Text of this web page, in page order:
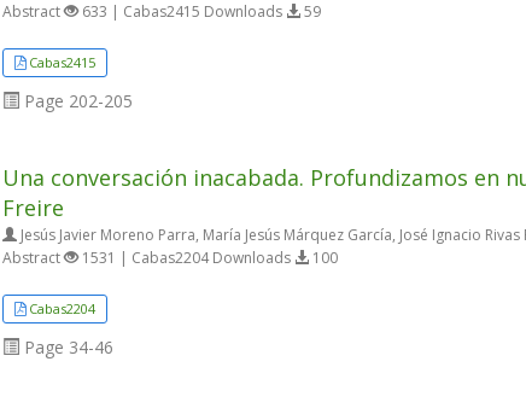
Abstract
633 | Cabas2415 Downloads 59
Cabas2415
Page 202-205
Una conversación inacabada. Profundizamos en
Freire
Jesús Javier Moreno Parra, María Jesús Márquez García, José Ignacio Rivas
Abstract
1531 | Cabas2204 Downloads 100
Cabas2204
Page 34-46